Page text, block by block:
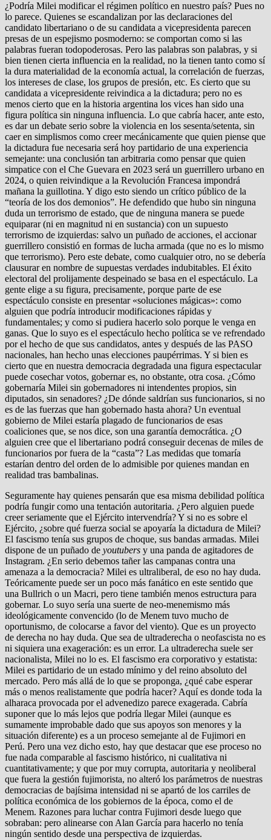
¿Podría Milei modificar el régimen político en nuestro país? Pues no
lo parece. Quienes se escandalizan por las declaraciones del
candidato libertariano o de su candidata a vicepresidenta parecen
presas de un espejismo posmoderno: se comportan como si las
palabras fueran todopoderosas. Pero las palabras son palabras, y si
bien tienen cierta influencia en la realidad, no la tienen tanto como sí
la dura materialidad de la economía actual, la correlación de fuerzas,
los intereses de clase, los grupos de presión, etc. Es cierto que su
candidata a vicepresidente reivindica a la dictadura; pero no es
menos cierto que en la historia argentina los vices han sido una
figura política sin ninguna influencia. Lo que cabría hacer, ante esto,
es dar un debate serio sobre la violencia en los sesenta/setenta, sin
caer en simplismos como creer mecánicamente que quien piense que
la dictadura fue necesaria será hoy partidario de una experiencia
semejante: una conclusión tan arbitraria como pensar que quien
simpatice con el Che Guevara en 2023 será un guerrillero urbano en
2024, o quien reivindique a la Revolución Francesa impondrá
mañana la guillotina. Y digo esto siendo un crítico público de la
“teoría de los dos demonios”. He defendido que hubo sin ninguna
duda un terrorismo de estado, que de ninguna manera se puede
equiparar (ni en magnitud ni en sustancia) con un supuesto
terrorismo de izquierdas: salvo un puñado de acciones, el accionar
guerrillero consistió en formas de lucha armada (que no es lo mismo
que terrorismo). Pero este debate, como cualquier otro, no se debería
clausurar en nombre de supuestas verdades indubitables. El éxito
electoral del prolijamente despeinado se basa en el espectáculo. La
gente elige a su figura, precisamente, porque parte de ese
espectáculo consiste en presentar «soluciones mágicas»: como
alguien que podría introducir modificaciones rápidas y
fundamentales; y como si pudiera hacerlo solo porque le venga en
ganas. Que lo suyo es el espectáculo hecho política se ve refrendado
por el hecho de que sus candidatos, antes y después de las PASO
nacionales, han hecho unas elecciones paupérrimas. Y si bien es
cierto que en nuestra democracia degradada una figura espectacular
puede cosechar votos, gobernar es, no obstante, otra cosa. ¿Cómo
gobernaría Milei sin gobernadores ni intendentes propios, sin
diputados, sin senadores? ¿De dónde saldrían sus funcionarios, si no
es de las fuerzas que han gobernado hasta ahora? Un eventual
gobierno de Milei estaría plagado de funcionarios de esas
coaliciones que, se nos dice, son una garantía democrática. ¿O
alguien cree que el libertariano podrá conseguir decenas de miles de
funcionarios por fuera de la “casta”? Las medidas que tomaría
estarían dentro del orden de lo admisible por quienes mandan en
realidad tras bambalinas.
Seguramente hay quienes pensarán que esa misma debilidad política
podría fungir como una tentación autoritaria. ¿Pero alguien puede
creer seriamente que el Ejército intervendría? Y si no es sobre el
Ejército, ¿sobre qué fuerza social se apoyaría la dictadura de Milei?
El fascismo tenía sus grupos de choque, sus bandas armadas. Milei
dispone de un puñado de youtubers y una panda de agitadores de
Instagram. ¿En serio debemos tañer las campanas contra una
amenaza a la democracia? Milei es ultraliberal, de eso no hay duda.
Teóricamente puede ser un poco más fanático en este sentido que
una Bullrich o un Macri, pero tiene también menos estructura para
gobernar. Lo suyo sería una suerte de neo-menemismo más
ideológicamente convencido (lo de Menem tuvo mucho de
oportunismo, de colocarse a favor del viento). Que es un proyecto
de derecha no hay duda. Que sea de ultraderecha o neofascista no es
ni siquiera una exageración: es un error. La ultraderecha suele ser
nacionalista, Milei no lo es. El fascismo era corporativo y estatista:
Milei es partidario de un estado mínimo y del reino absoluto del
mercado. Pero más allá de lo que se proponga, ¿qué cabe esperar
más o menos realistamente que podría hacer? Aquí es donde toda la
alharaca provocada por el advenedizo parece exagerada. Cabría
suponer que lo más lejos que podría llegar Milei (aunque es
sumamente improbable dado que sus apoyos son menores y la
situación diferente) es a un proceso semejante al de Fujimori en
Perú. Pero una vez dicho esto, hay que destacar que ese proceso no
fue nada comparable al fascismo histórico, ni cualitativa ni
cuantitativamente; y que por muy corrupta, autoritaria y neoliberal
que fuera la gestión fujimorista, no alteró los parámetros de nuestras
democracias de bajísima intensidad ni se apartó de los carriles de
política económica de los gobiernos de la época, como el de
Menem. Razones para luchar contra Fujimori desde luego que
sobraban: pero alinearse con Alan García para hacerlo no tenía
ningún sentido desde una perspectiva de izquierdas.